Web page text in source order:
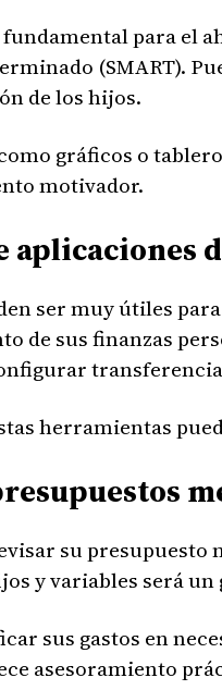
para el
(SMART).
de los hijos.
gráficos o
motivador.
aplicaciones
ser muy útiles
de sus finanzas
herramientas
su
y variables será
sus gastos en
asesoramiento